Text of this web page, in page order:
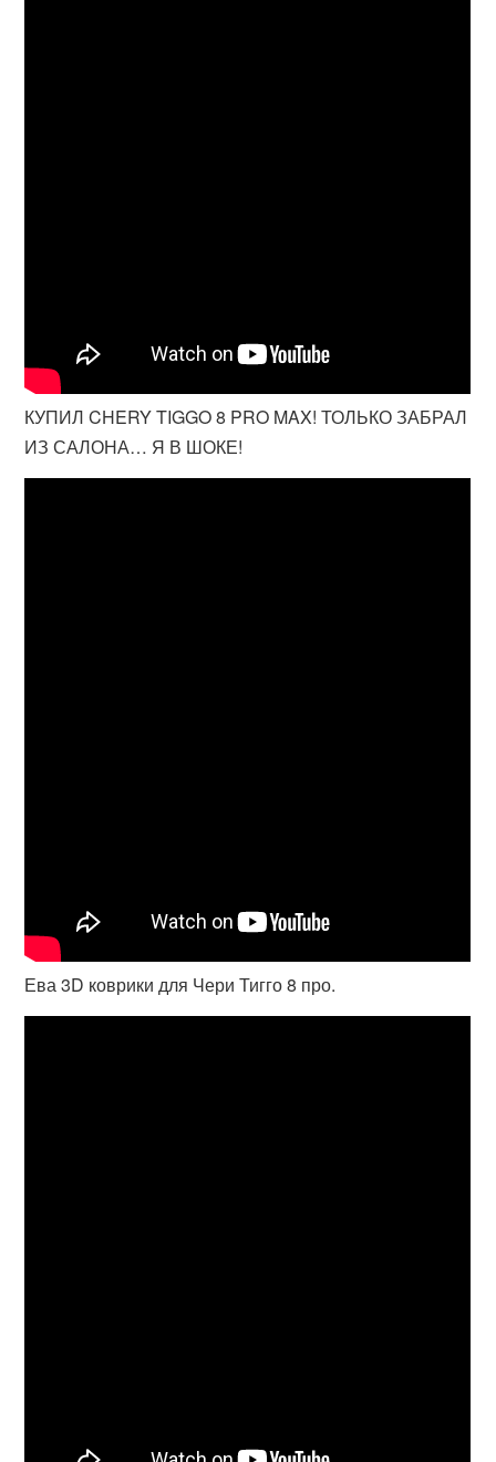
КУПИЛ CHERY TIGGO 8 PRO MAX! ТОЛЬКО ЗАБРАЛ
ИЗ САЛОНА… Я В ШОКЕ!
Ева 3D коврики для Чери Тигго 8 про.